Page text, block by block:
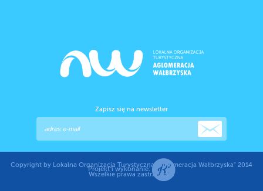
Copyright by Lokalna Organizacja Turystyczna "Aglomeracja Wałbrzyska" 2014
Wszelkie prawa zastrzeżone
Projekt i wykonanie: